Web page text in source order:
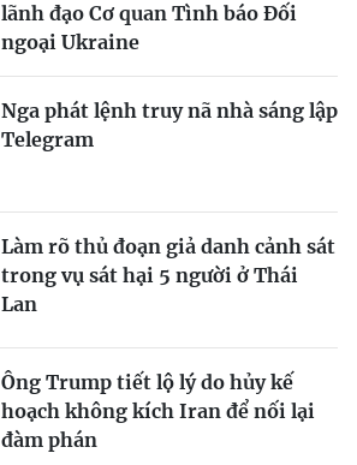
lãnh đạo Cơ quan Tình báo Đối
ngoại Ukraine
Nga phát lệnh truy nã nhà sáng lập
Telegram
Làm rõ thủ đoạn giả danh cảnh sát
trong vụ sát hại 5 người ở Thái
Lan
Ông Trump tiết lộ lý do hủy kế
hoạch không kích Iran để nối lại
đàm phán